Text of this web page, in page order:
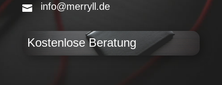
info@merryll.de
Kostenlose Beratung